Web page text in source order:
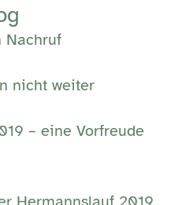
Nachruf
nicht weiter
– eine Vorfreude